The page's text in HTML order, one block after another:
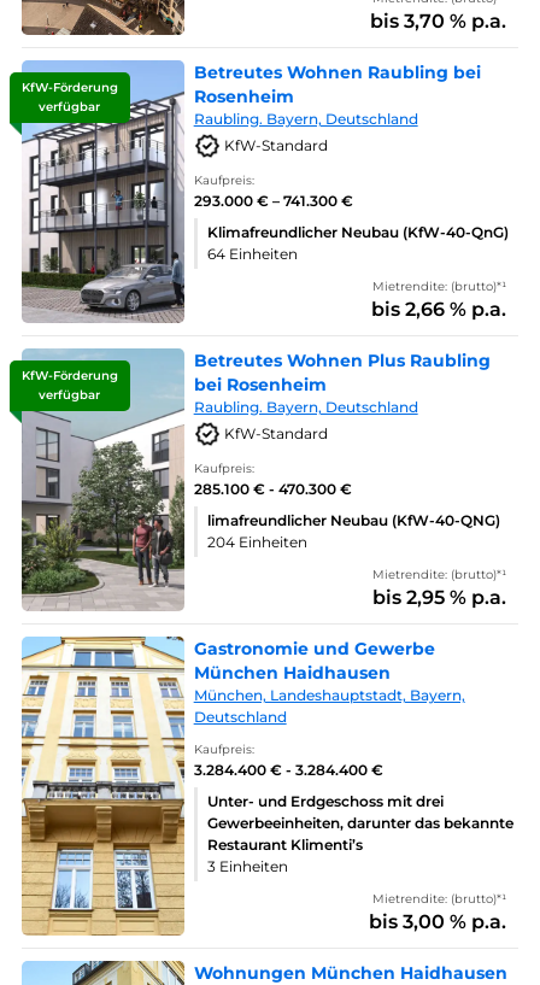
bis 3,70 % p.a.
KfW-Förderung
verfügbar
Betreutes Wohnen Raubling bei
Rosenheim
Raubling. Bayern, Deutschland
KfW-Standard
Kaufpreis:
293.000 € – 741.300 €
Klimafreundlicher Neubau (KfW-40-QnG)
64 Einheiten
Mietrendite: (brutto)*¹
bis 2,66 % p.a.
KfW-Förderung
verfügbar
Betreutes Wohnen Plus Raubling
bei Rosenheim
Raubling. Bayern, Deutschland
KfW-Standard
Kaufpreis:
285.100 € - 470.300 €
limafreundlicher Neubau (KfW-40-QNG)
204 Einheiten
Mietrendite: (brutto)*¹
bis 2,95 % p.a.
Gastronomie und Gewerbe
München Haidhausen
München, Landeshauptstadt, Bayern,
Deutschland
Kaufpreis:
3.284.400 € - 3.284.400 €
Unter- und Erdgeschoss mit drei
Gewerbeeinheiten, darunter das bekannte
Restaurant Klimenti’s
3 Einheiten
Mietrendite: (brutto)*¹
bis 3,00 % p.a.
Wohnungen München Haidhausen